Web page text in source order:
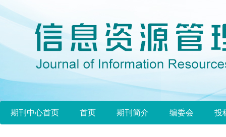
期刊中心首页 首页 期刊简介 编委会 投